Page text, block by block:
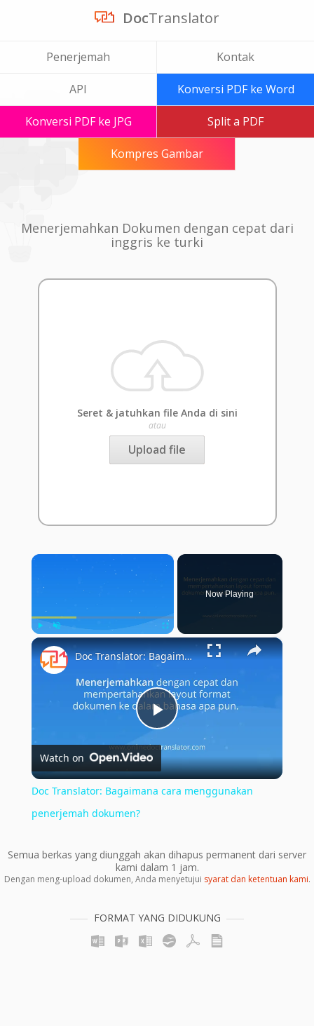
DocTranslator
Penerjemah Kontak
API Konversi PDF ke Word
Konversi PDF ke JPG Split a PDF
Kompres Gambar
Menerjemahkan Dokumen dengan cepat dari
inggris ke turki
Seret & jatuhkan file Anda di sini
atau
Upload file
×
Play Unmute Fullscreen
Now Playing
×
Play
Video
Doc Translator: Bagaimana cara menggunakan penerjemah dokumen?
Watch on
Doc Translator: Bagaimana cara menggunakan
penerjemah dokumen?
Semua berkas yang diunggah akan dihapus permanent dari server
kami dalam 1 jam.
Dengan meng-upload dokumen, Anda menyetujui syarat dan ketentuan kami.
FORMAT YANG DIDUKUNG